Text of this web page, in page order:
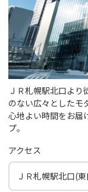
ＪＲ札幌駅北口よ
のない広々としたモ
心地よい時間をお届
プ。
アクセス
ＪＲ札幌駅北口(